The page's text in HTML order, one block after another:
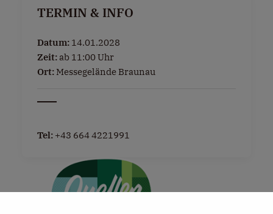
TERMIN & INFO
Datum: 14.01.2028
Zeit: ab 11:00 Uhr
Ort: Messegelände Braunau
Tel: +43 664 4221991